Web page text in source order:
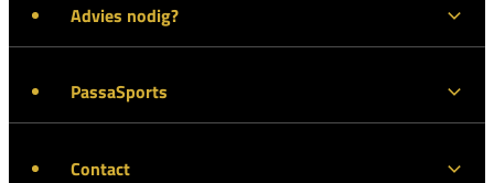
Advies nodig?
PassaSports
Contact